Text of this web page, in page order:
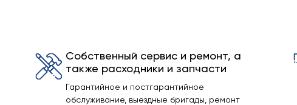
Собственный сервис и ремонт, а
также расходники и запчасти
Гарантийное и постгарантийное
обслуживание, выездные бригады, ремонт